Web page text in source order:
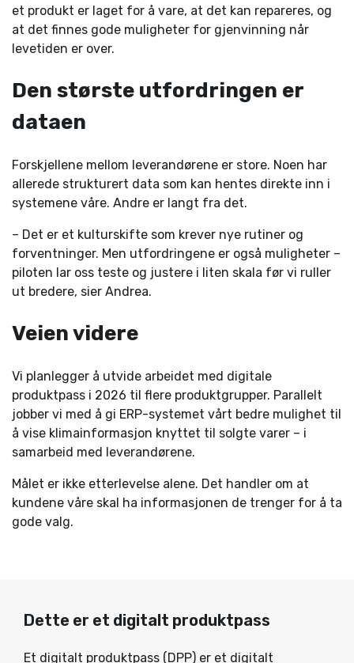
et produkt er laget for å vare, at det kan repareres, og
at det finnes gode muligheter for gjenvinning når
levetiden er over.
Den største utfordringen er
dataen
Forskjellene mellom leverandørene er store. Noen har
allerede strukturert data som kan hentes direkte inn i
systemene våre. Andre er langt fra det.
– Det er et kulturskifte som krever nye rutiner og
forventninger. Men utfordringene er også muligheter –
piloten lar oss teste og justere i liten skala før vi ruller
ut bredere, sier Andrea.
Veien videre
Vi planlegger å utvide arbeidet med digitale
produktpass i 2026 til flere produktgrupper. Parallelt
jobber vi med å gi ERP-systemet vårt bedre mulighet til
å vise klimainformasjon knyttet til solgte varer – i
samarbeid med leverandørene.
Målet er ikke etterlevelse alene. Det handler om at
kundene våre skal ha informasjonen de trenger for å ta
gode valg.
Dette er et digitalt produktpass
Et digitalt produktpass (DPP) er et digitalt